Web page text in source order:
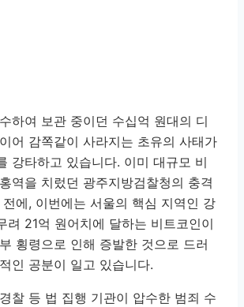
하여 보관 중이던 수십억 원대의 디
어 감쪽같이 사라지는 초유의 사태가
강타하고 있습니다. 이미 대규모 비
역을 치렀던 광주지방검찰청의 충격
에, 이번에는 서울의 핵심 지역인 강
려 21억 원어치에 달하는 비트코인이
횡령으로 인해 증발한 것으로 드러
인 공분이 일고 있습니다.
찰 등 법 집행 기관이 압수한 범죄 수